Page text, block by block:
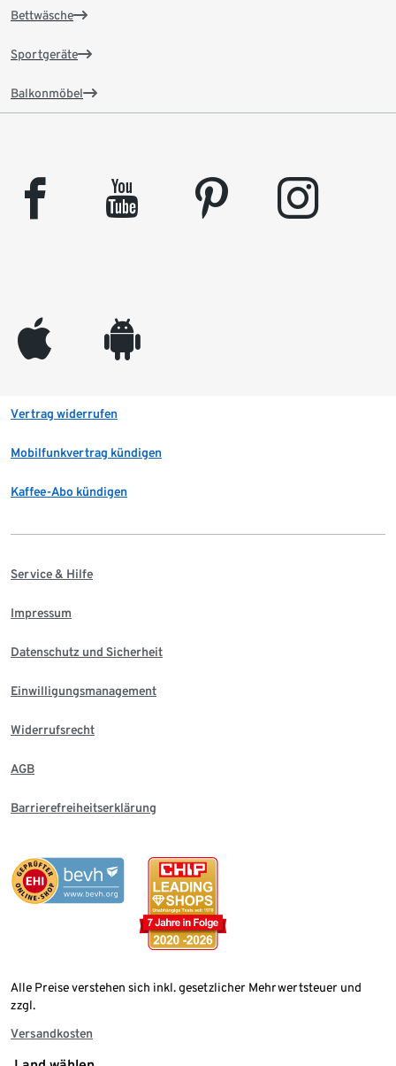
Bettwäsche
Sportgeräte
Balkonmöbel
facebook youtube pinterest instagram
appleinc android
Vertrag widerrufen
Mobilfunkvertrag kündigen
Kaffee-Abo kündigen
Service & Hilfe
Impressum
Datenschutz und Sicherheit
Einwilligungsmanagement
Widerrufsrecht
AGB
Barrierefreiheitserklärung
Alle Preise verstehen sich inkl. gesetzlicher Mehrwertsteuer und
zzgl.
Versandkosten